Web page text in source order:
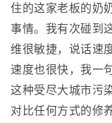
住的这家老板的奶
事情。我有次碰到
维很敏捷，说话速
速度也很快，我一
这种受尽大城市污
对比任何方式的修